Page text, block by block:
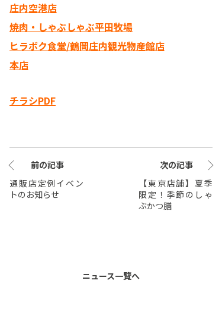
庄内空港店
焼肉・しゃぶしゃぶ平田牧場
ヒラボク食堂/鶴岡庄内観光物産館店
本店
チラシPDF
前の記事
通販店定例イベン
トのお知らせ
ニュース一覽へ
次の記事
【東京店舗】夏季
限定！季節のしゃ
ぶかつ膳